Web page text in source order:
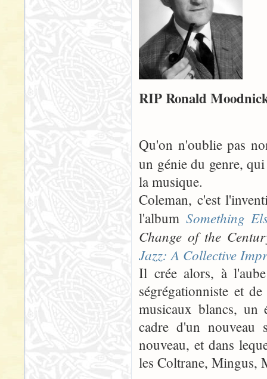
RIP Ronald
Qu'on n'oublie pas
un génie du genre,
la musique.
Coleman, c'est
l'album Something
Change of the
Jazz: A Collective
Il crée alors, à
ségrégationniste et
musicaux blancs, un
cadre d'un
nouveau, et dans
les Coltrane, Mingus,